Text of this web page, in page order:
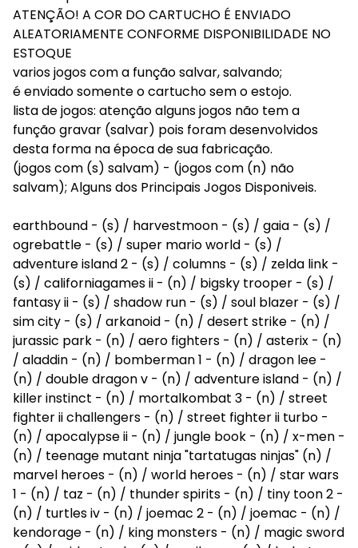
ATENÇÃO! A COR DO CARTUCHO É ENVIADO
ALEATORIAMENTE CONFORME DISPONIBILIDADE NO
ESTOQUE
varios jogos com a função salvar, salvando;
é enviado somente o cartucho sem o estojo.
lista de jogos: atenção alguns jogos não tem a
função gravar (salvar) pois foram desenvolvidos
desta forma na época de sua fabricação.
(jogos com (s) salvam) - (jogos com (n) não
salvam); Alguns dos Principais Jogos Disponiveis.
earthbound - (s) / harvestmoon - (s) / gaia - (s) /
ogrebattle - (s) / super mario world - (s) /
adventure island 2 - (s) / columns - (s) / zelda link -
(s) / californiagames ii - (n) / bigsky trooper - (s) /
fantasy ii - (s) / shadow run - (s) / soul blazer - (s) /
sim city - (s) / arkanoid - (n) / desert strike - (n) /
jurassic park - (n) / aero fighters - (n) / asterix - (n)
/ aladdin - (n) / bomberman 1 - (n) / dragon lee -
(n) / double dragon v - (n) / adventure island - (n) /
killer instinct - (n) / mortalkombat 3 - (n) / street
fighter ii challengers - (n) / street fighter ii turbo -
(n) / apocalypse ii - (n) / jungle book - (n) / x-men -
(n) / teenage mutant ninja "tartatugas ninjas" (n) /
marvel heroes - (n) / world heroes - (n) / star wars
1 - (n) / taz - (n) / thunder spirits - (n) / tiny toon 2 -
(n) / turtles iv - (n) / joemac 2 - (n) / joemac - (n) /
kendorage - (n) / king monsters - (n) / magic sword